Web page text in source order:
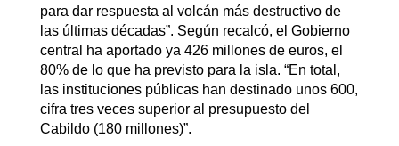
para dar respuesta al volcán más destructivo de
las últimas décadas”. Según recalcó, el Gobierno
central ha aportado ya 426 millones de euros, el
80% de lo que ha previsto para la isla. “En total,
las instituciones públicas han destinado unos 600,
cifra tres veces superior al presupuesto del
Cabildo (180 millones)”.